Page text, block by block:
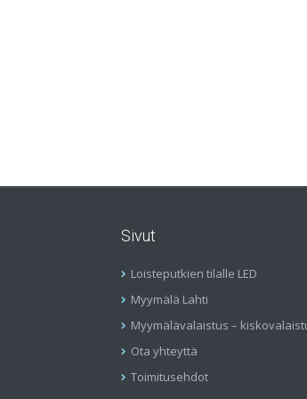
Sivut
Loisteputkien tilalle LED
Myymälä Lahti
Myymälävalaistus –
Ota yhteyttä
Toimitusehdot